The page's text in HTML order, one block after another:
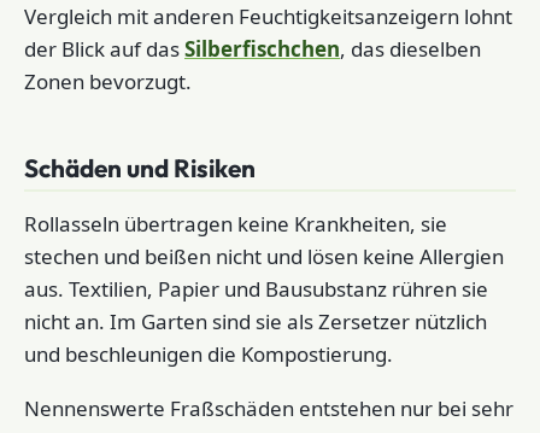
Vergleich mit anderen Feuchtigkeitsanzeigern lohnt
der Blick auf dasSilberfischchen, das dieselben
Zonen bevorzugt.
Schäden und Risiken
Rollasseln übertragen keine Krankheiten, sie
stechen und beißen nicht und lösen keine Allergien
aus. Textilien, Papier und Bausubstanz rühren sie
nicht an. Im Garten sind sie als Zersetzer nützlich
und beschleunigen die Kompostierung.
Nennenswerte Fraßschäden entstehen nur bei sehr